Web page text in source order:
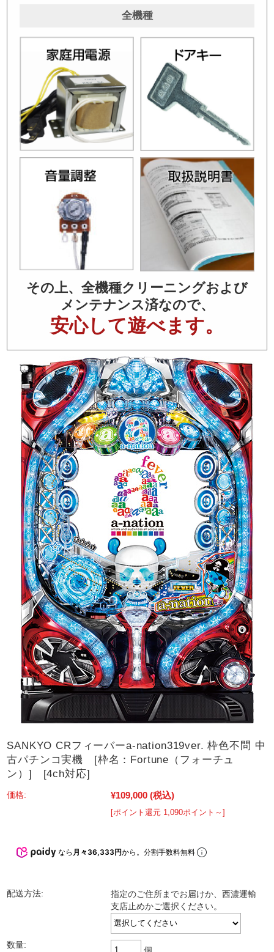
全機種
その上、全機種クリーニングおよび
メンテナンス済なので、
安心して遊べます。
SANKYO CRフィーバーa-nation319ver. 枠色不問 中
古パチンコ実機 [枠名：Fortune（フォーチュ
ン）] [4ch対応]
価格: ¥109,000 (税込)
[ポイント還元 1,090ポイント～]
なら 月々36,333円から。分割手数料無料
配送方法:
指定のご住所までお届けか、西濃運輸
支店止めかご選択ください。
数量:
個